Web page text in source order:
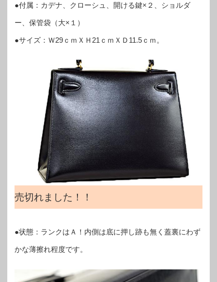
●付属：カデナ、クローシュ、開ける鍵×２、ショルダ
ー、保管袋（大×１）
●サイズ：Ｗ29ｃｍＸＨ21ｃｍＸＤ11.5ｃｍ。
売切れました！！
●状態：ランクはＡ！内側は底に押し跡も無く蓋裏にわず
かな薄擦れ程度です。